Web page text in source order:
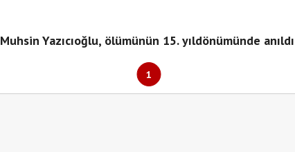
Muhsin Yazıcıoğlu, ölümünün 15. yıldönümünde
1